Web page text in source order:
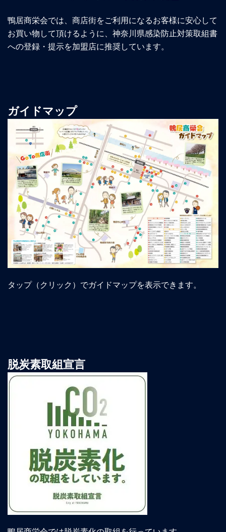
鴨居商栄会では、商店街をご利用になるお客様に安心して
お買い物して頂けるように、神奈川県感染防止対策取組書
への登録・提示を加盟店に推奨しています。
ガイドマップ
タップ（クリック）でガイドマップを表示できます。
脱炭素取組宣言